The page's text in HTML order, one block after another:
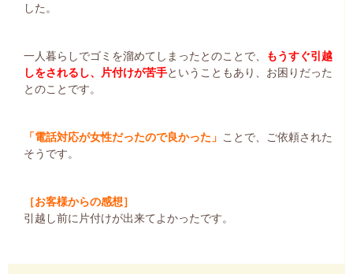
した。
一人暮らしでゴミを溜めてしまったとのことで、
もうすぐ引越
しをされるし、片付けが苦手ということもあり、お困りだった
とのことです。
「電話対応が女性だったので良かった」 ことで、ご依頼された
そうです。
［お客様からの感想］
引越し前に片付けが出来てよかったです。